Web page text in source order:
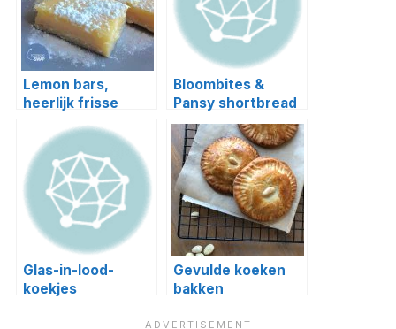
Lemon bars,
heerlijk frisse
Bloombites &
Pansy shortbread
cookies
Glas-in-lood-
koekjes
Gevulde koeken
bakken